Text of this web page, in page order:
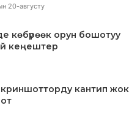
20-августу
көбүрөөк орун бошотуу
кеңештер
кантип жок